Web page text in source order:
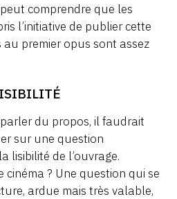
comprendre que les
l’initiative de publier cette
premier opus sont assez
du propos, il faudrait
sur une question
lisibilité de l’ouvrage.
? Une question qui se
ardue mais très valable,